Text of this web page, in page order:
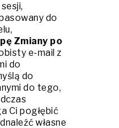
do
Zmiany po
e-mail z
do
do
do tego,
Ci pogłębić
własne